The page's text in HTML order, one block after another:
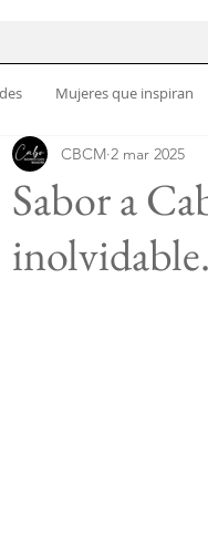
Mujeres que inspiran
Sabor a
inolvidable.
CBCM 2 mar 2025